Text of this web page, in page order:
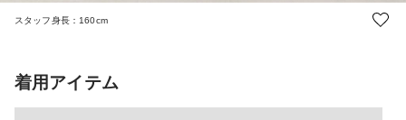
スタッフ身長：160cm
着用アイテム